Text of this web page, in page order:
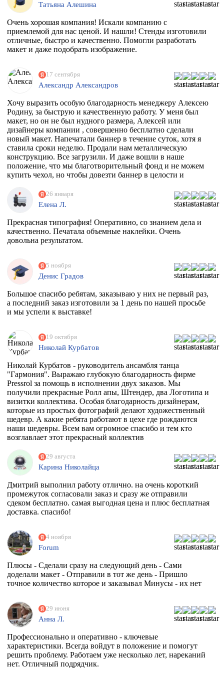
Татьяна Алешина
Очень хорошая компания! Искали компанию с
приемлемой для нас ценой. И нашли! Стенды изготовили
отличные, быстро и качественно. Помогли разработать
макет и даже подобрать изображение.
17 сентября
Александр Александров
Хочу выразить особую благодарность менеджеру Алексею
Родину, за быструю и качественную работу. У меня был
макет, но он не был нудного размера, Алексей или
дизайнеры компании , совершенно бесплатно сделали
новый макет. Напечатали баннер в течение суток, хотя я
ставила сроки неделю. Продали нам металлическую
конструкцию. Все загрузили. И даже вошли в наше
положение, что мы благотворительный фонд и не можем
купить чехол, но чтобы довезти баннер в целости и
Огромное спасибо вам. Скоро будем новый баннер
печатать, обязательно обратимся к вам
26 января
Елена Л.
Прекрасная типография! Оперативно, со знанием дела и
качественно. Печатала объемные наклейки. Очень
довольна результатом.
5 ноября
Денис Градов
Большое спасибо ребятам, заказываю у них не первый раз,
а последний заказ изготовили за 1 день по нашей просьбе
и мы успели к выставке!
19 октября
Николай Курбатов
Николай Курбатов - руководитель ансамбля танца
"Гармония". Выражаю глубокую благодарность фирме
Pressrol за помощь в исполнении двух заказов. Мы
получили прекрасные Ролл апы, Штендер, два Логотипа и
визитки коллектива. Особая благодарность дизайнерам,
которые из простых фотографий делают художественный
шедевр. А какие ребята работают в цехе где рождаются
наши шедевры. Всем вам огромное спасибо и тем кто
возглавлает этот прекрасный коллектив
обращаться за помощью.
29 августа
Карина Николайца
Дмитрий выполнил работу отлично. на очень короткий
промежуток согласовали заказ и сразу же отправили
сдеком бесплатно. самая выгодная цена и плюс бесплатная
доставка. спасибо!
4 ноября
Forum
Плюсы - Сделали сразу на следующий день - Сами
доделали макет - Отправили в тот же день - Пришло
точное количество которое и заказывал Минусы - их нет
29 июня
Анна Л.
Профессионально и оперативно - ключевые
характеристики. Всегда войдут в положение и помогут
решить проблему. Работаем уже несколько лет, нареканий
нет. Отличный подрядчик.